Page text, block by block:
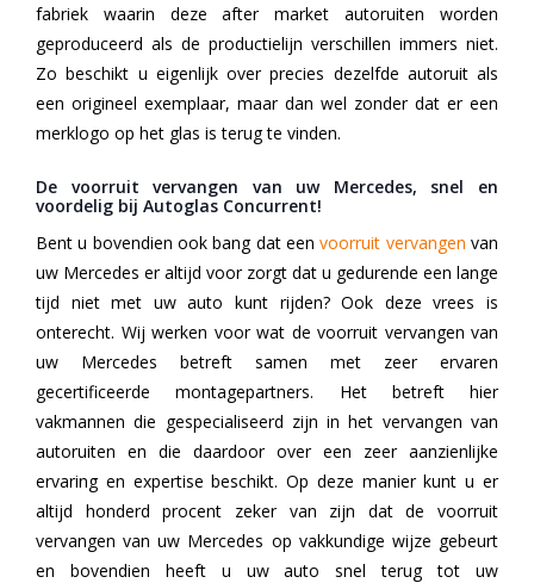
fabriek waarin deze after market autoruiten worden
geproduceerd als de productielijn verschillen immers niet.
Zo beschikt u eigenlijk over precies dezelfde autoruit als
een origineel exemplaar, maar dan wel zonder dat er een
merklogo op het glas is terug te vinden.
De voorruit vervangen van uw Mercedes, snel en
voordelig bij Autoglas Concurrent!
Bent u bovendien ook bang dat eenvoorruit vervangen van
uw Mercedes er altijd voor zorgt dat u gedurende een lange
tijd niet met uw auto kunt rijden? Ook deze vrees is
onterecht. Wij werken voor wat de voorruit vervangen van
uw Mercedes betreft samen met zeer ervaren
gecertificeerde montagepartners. Het betreft hier
vakmannen die gespecialiseerd zijn in het vervangen van
autoruiten en die daardoor over een zeer aanzienlijke
ervaring en expertise beschikt. Op deze manier kunt u er
altijd honderd procent zeker van zijn dat de voorruit
vervangen van uw Mercedes op vakkundige wijze gebeurt
en bovendien heeft u uw auto snel terug tot uw